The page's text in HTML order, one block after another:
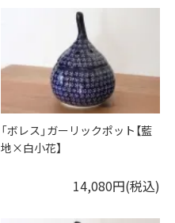
「ボレス」ガーリックポット【藍
地×白小花】
14,080円(税込)